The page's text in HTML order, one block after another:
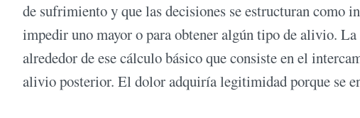
de sufrimiento y que las decisiones se estructuran como
impedir uno mayor o para obtener algún tipo de alivio.
alrededor de ese cálculo básico que consiste en el
alivio posterior. El dolor adquiría legitimidad porque se